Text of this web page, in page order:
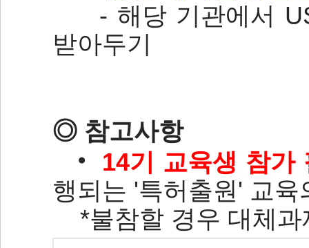
- 해당 기관에서
받아두기
◎ 참고사항
‧
14기 교육생 참가
행되는 '특허출원' 교육
*불참할 경우 대체과